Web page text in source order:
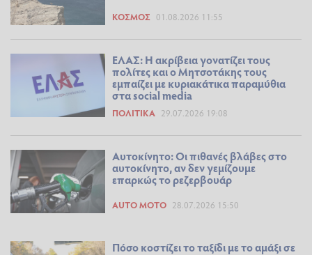
ΚΌΣΜΟΣ 01.08.2026 11:55
ΕΛΑΣ: Η ακρίβεια γονατίζει τους
πολίτες και ο Μητσοτάκης τους
εμπαίζει με κυριακάτικα παραμύθια
στα social media
ΠΟΛΙΤΙΚΆ 29.07.2026 19:08
Αυτοκίνητο: Οι πιθανές βλάβες στο
αυτοκίνητο, αν δεν γεμίζουμε
επαρκώς το ρεζερβουάρ
AUTO MOTO 28.07.2026 15:50
Πόσο κοστίζει το ταξίδι με το αμάξι σε